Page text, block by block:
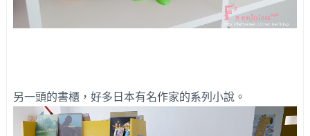
另一頭的書櫃，好多日本有名作家的系列小說。